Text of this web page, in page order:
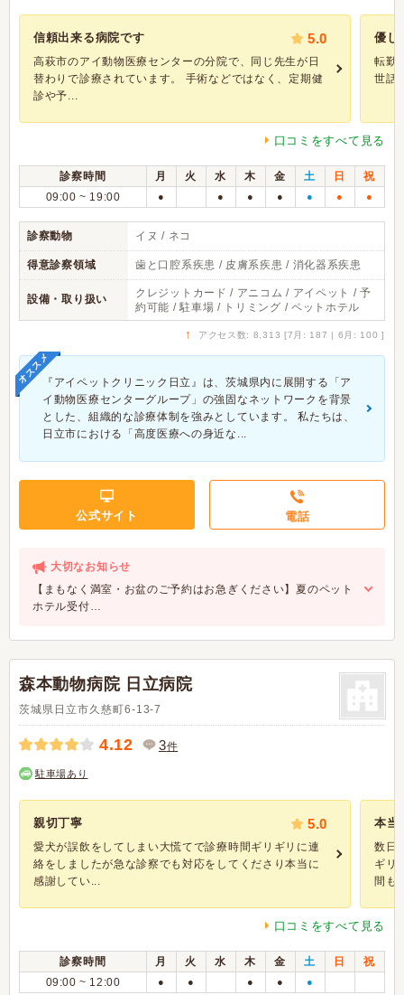
信頼出来る病院です 5.0
高萩市のアイ動物医療センターの分院で、同じ先生が日
替わりで診療されています。 手術などではなく、定期健
診や予...
優し
転勤
世話
口コミをすべて見る
診察時間 月 火 水 木 金 土 日
祝
09:00 ~ 19:00
● ● ● ● ● ● ●
診察動物 イヌ / ネコ
得意診察領域 歯と口腔系疾患 / 皮膚系疾患 / 消化器系疾患
設備・取り扱い
クレジットカード / アニコム / アイペット / 予
約可能 / 駐車場 / トリミング / ペットホテル
↑ アクセス数: 8,313 [7月: 187 | 6月: 100 ]
オススメ『アイペットクリニック日立』は、茨城県内に展開する「ア
イ動物医療センターグループ」の強固なネットワークを背景
とした、組織的な診療体制を強みとしています。 私たちは、
日立市における「高度医療への身近な...
公式サイト 電話
大切なお知らせ
【まもなく満室・お盆のご予約はお急ぎください】夏のペット
ホテル受付…
森本動物病院 日立病院
茨城県日立市久慈町6-13-7
4.12 3件
駐車場あり
親切丁寧 5.0
愛犬が誤飲をしてしまい大慌てで診療時間ギリギリに連
絡をしましたが急な診察でも対応をしてくださり本当に
感謝してい...
本当
数日
ギリ
間も
口コミをすべて見る
診察時間 月 火 水 木 金 土 日
祝
09:00 ~ 12:00
● ● ● ● ●